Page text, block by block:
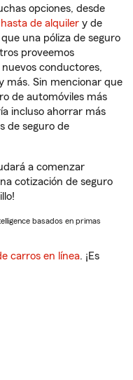
opciones, desde
de alquiler y de
una póliza de seguro
proveemos
conductores,
más. Sin mencionar que
de automóviles más
incluso ahorrar más
de seguro de
a comenzar
cotización de seguro
basados en primas
carros en línea. ¡Es